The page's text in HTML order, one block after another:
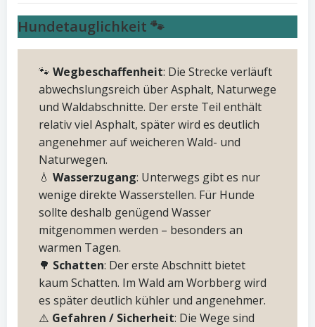
Hundetauglichkeit 🐾
🐾 Wegbeschaffenheit: Die Strecke verläuft
abwechslungsreich über Asphalt, Naturwege
und Waldabschnitte. Der erste Teil enthält
relativ viel Asphalt, später wird es deutlich
angenehmer auf weicheren Wald- und
Naturwegen.
💧 Wasserzugang: Unterwegs gibt es nur
wenige direkte Wasserstellen. Für Hunde
sollte deshalb genügend Wasser
mitgenommen werden – besonders an
warmen Tagen.
🌳 Schatten: Der erste Abschnitt bietet
kaum Schatten. Im Wald am Worbberg wird
es später deutlich kühler und angenehmer.
⚠️ Gefahren / Sicherheit: Die Wege sind